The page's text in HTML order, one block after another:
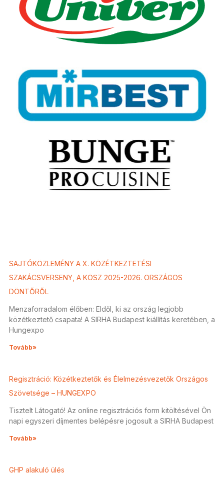
SAJTÓKÖZLEMÉNY A X. KÖZÉTKEZTETÉSI
SZAKÁCSVERSENY, A KÖSZ 2025-2026. ORSZÁGOS
DÖNTŐRŐL
Menzaforradalom élőben: Eldől, ki az ország legjobb
közétkeztető csapata! A SIRHA Budapest kiállítás keretében, a
Hungexpo
Tovább»
Regisztráció: Közétkeztetők és Élelmezésvezetők Országos
Szövetsége – HUNGEXPO
Tisztelt Látogató! Az online regisztrációs form kitöltésével Ön
napi egyszeri díjmentes belépésre jogosult a SIRHA Budapest
Tovább»
GHP alakuló ülés